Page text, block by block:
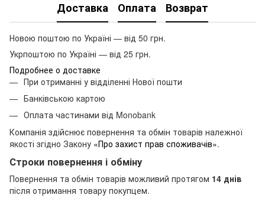
Доставка Оплата Возврат
Новою поштою по Україні — від 50 грн.
Укрпоштою по Україні — від 25 грн.
Подробнее о доставке
При отриманні у відділенні Нової пошти
Банківською картою
Оплата частинами від Monobank
Компанія здійснює повернення та обмін товарів належної
якості згідно Закону «Про захист прав споживачів».
Строки повернення і обміну
Повернення та обмін товарів можливий протягом 14 днів
після отримання товару покупцем.